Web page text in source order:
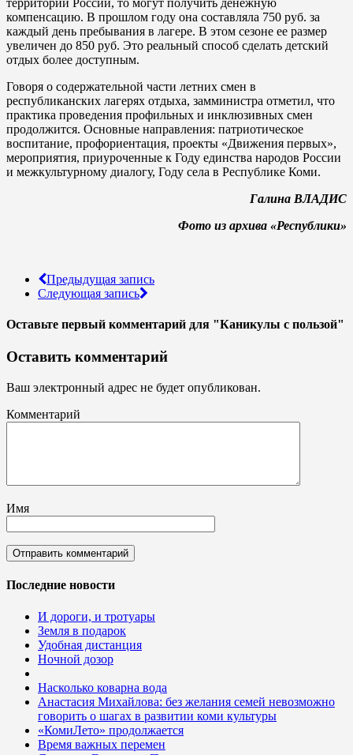
компенсацию. В прошлом году она составляла 750 руб. за
каждый день пребывания в лагере. В этом сезоне ее размер
увеличен до 850 руб. Это реальный способ сделать детский
отдых более доступным.
Говоря о содержательной части летних смен в
республиканских лагерях отдыха, замминистра отметил, что
практика проведения профильных и инклюзивных смен
продолжится. Основные направления: патриотическое
воспитание, профориентация, проекты «Движения первых»,
мероприятия, приуроченные к Году единства народов России
и межкультурному диалогу, Году села в Республике Коми.
Галина ВЛАДИС
Фото из архива «Республики»
Предыдущая запись
Следующая запись
Оставьте первый комментарий для "Каникулы с пользой"
Оставить комментарий
Ваш электронный адрес не будет опубликован.
Комментарий
Имя
Последние новости
И дороги, и тротуары
Земля в подарок
Удобная дистанция
Ночной дозор
Насколько коварна вода
Анастасия Михайлова: без желания семей невозможно
говорить о шагах в развитии коми культуры
«КомиЛето» продолжается
Время важных перемен